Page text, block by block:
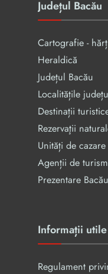
Județul Bacău
Cartografie -
Heraldică
Județul Bacău
Localitățile
Destinații
Rezervaţii
Unități de cazare
Agenții de turism
Prezentare Bacău
Informații utile
Regulament